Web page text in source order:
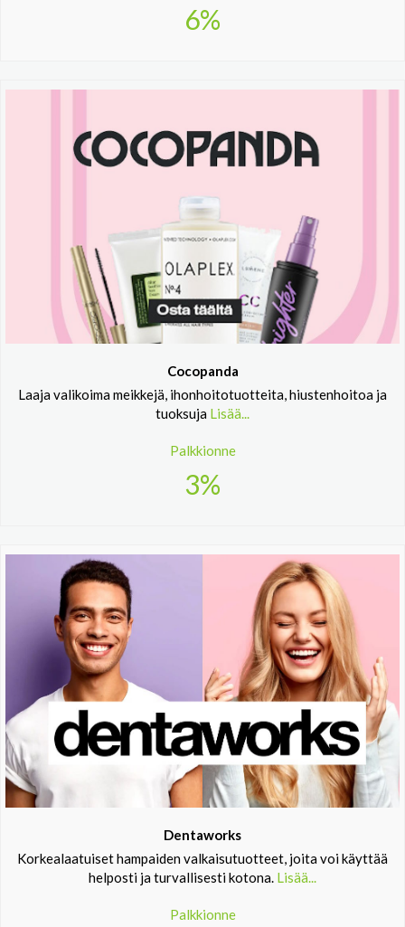
6%
Cocopanda
Laaja valikoima meikkejä, ihonhoitotuotteita, hiustenhoitoa ja
tuoksuja Lisää...
Palkkionne
3%
Dentaworks
Korkealaatuiset hampaiden valkaisutuotteet, joita voi käyttää
helposti ja turvallisesti kotona. Lisää...
Palkkionne